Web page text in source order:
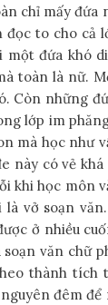
chỉ mấy đứa
đọc to cho cả
một đứa khó
toàn là nữ.
Còn những
lớp im
mà học như
này có vẻ
khi học môn
vở soạn
ở nhiều
văn chữ
thành tích
đêm để